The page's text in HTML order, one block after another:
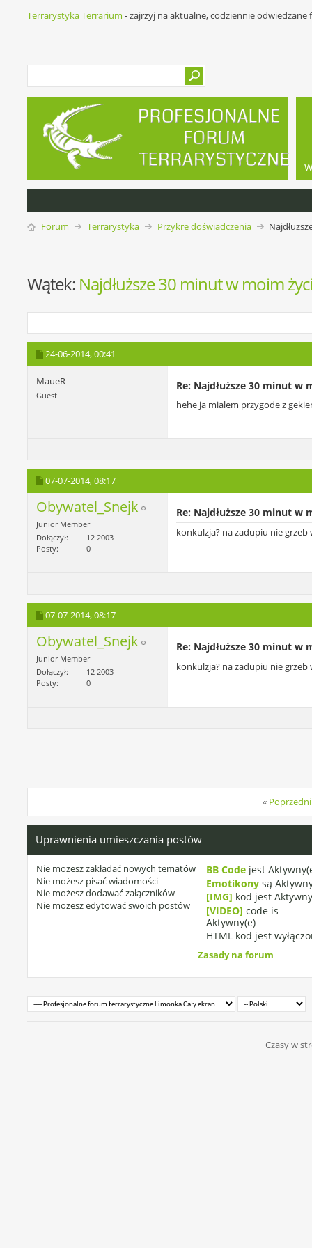
Terrarystyka Terrarium - zajrzyj na aktualne, codziennie
Forum Terrarystyka Przykre doświadczenia
Wątek: Najdłuższe 30 minut w moim
24-06-2014,00:41
MaueR
Guest
Re: Najdłuższe 30 minut w
hehe ja mialem przygode z
07-07-2014,08:17
Obywatel_Snejk
Junior Member
Dołączył
12 2003
Posty
0
Re: Najdłuższe 30 minut w
konkulzja? na zadupiu nie
07-07-2014,08:17
Obywatel_Snejk
Junior Member
Dołączył
12 2003
Posty
0
Re: Najdłuższe 30 minut w
konkulzja? na zadupiu nie
«
Uprawnienia umieszczania postów
Nie możeszzakładać nowych tematów
Nie możesz pisać wiadomości
Nie możeszdodawać załączników
Nie możeszedytować swoich postów
BB Codejest
Emotikonysą
[IMG] kod jest
[VIDEO] code is
Aktywny(e)
HTML kod jest
Zasady na forum
Czasy w